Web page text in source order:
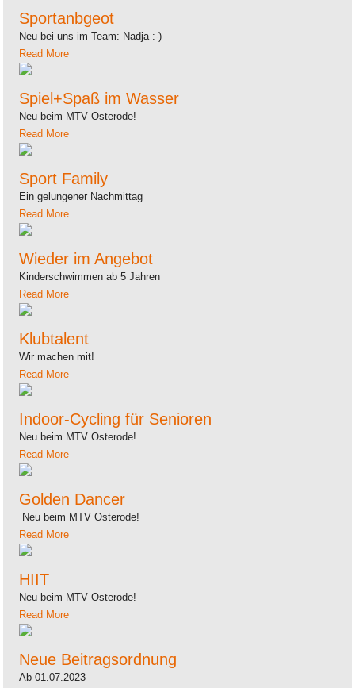
Sportanbgeot
Neu bei uns im Team: Nadja :-)
Read More
Spiel+Spaß im Wasser
Neu beim MTV Osterode!
Read More
Sport Family
Ein gelungener Nachmittag
Read More
Wieder im Angebot
Kinderschwimmen ab 5 Jahren
Read More
Klubtalent
Wir machen mit!
Read More
Indoor-Cycling für Senioren
Neu beim MTV Osterode!
Read More
Golden Dancer
Neu beim MTV Osterode!
Read More
HIIT
Neu beim MTV Osterode!
Read More
Neue Beitragsordnung
Ab 01.07.2023